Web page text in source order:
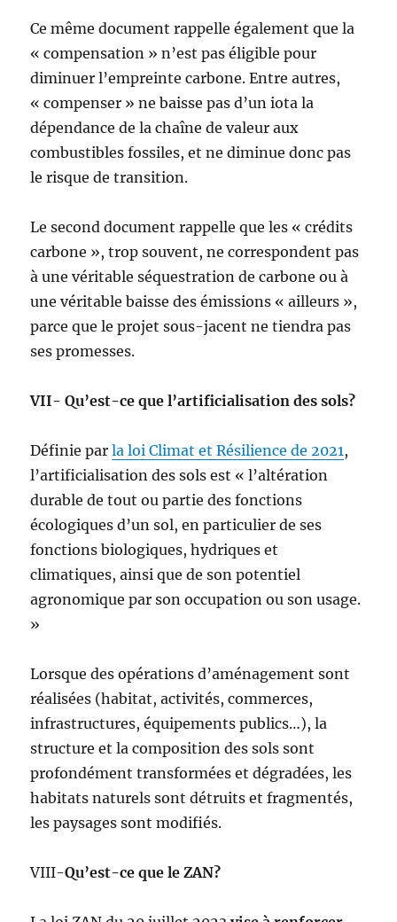
Ce même document rappelle également que la
« compensation » n’est pas éligible pour
diminuer l’empreinte carbone. Entre autres,
« compenser » ne baisse pas d’un iota la
dépendance de la chaîne de valeur aux
combustibles fossiles, et ne diminue donc pas
le risque de transition.
Le second document rappelle que les « crédits
carbone », trop souvent, ne correspondent pas
à une véritable séquestration de carbone ou à
une véritable baisse des émissions « ailleurs »,
parce que le projet sous-jacent ne tiendra pas
ses promesses.
VII- Qu’est-ce que l’artificialisation des sols?
Définie parla loi Climat et Résilience de 2021,
l’artificialisation des sols est « l’altération
durable de tout ou partie des fonctions
écologiques d’un sol, en particulier de ses
fonctions biologiques, hydriques et
climatiques, ainsi que de son potentiel
agronomique par son occupation ou son usage.
»
Lorsque des opérations d’aménagement sont
réalisées (habitat, activités, commerces,
infrastructures, équipements publics…), la
structure et la composition des sols sont
profondément transformées et dégradées, les
habitats naturels sont détruits et fragmentés,
les paysages sont modifiés.
VIII-Qu’est-ce que le ZAN?